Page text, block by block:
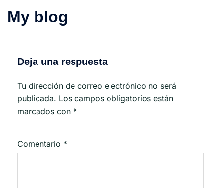
My blog
Deja una respuesta
Tu dirección de correo electrónico no será
publicada. Los campos obligatorios están
marcados con *
Comentario *